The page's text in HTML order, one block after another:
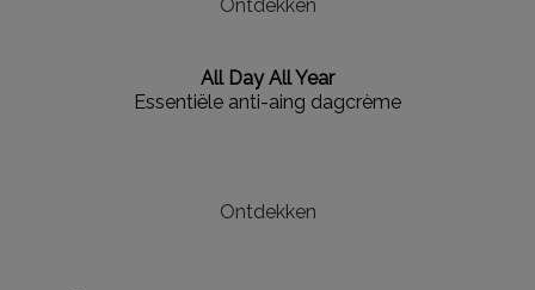
Ontdekken
All Day All Year
Essentiële anti-aing dagcrème
Ontdekken